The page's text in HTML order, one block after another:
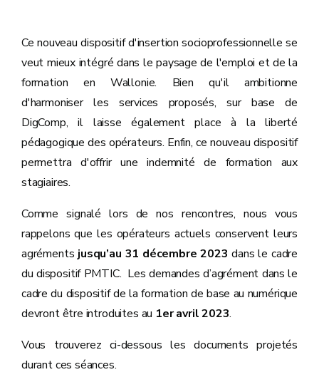
Ce nouveau dispositif d'insertion socioprofessionnelle se
veut mieux intégré dans le paysage de l'emploi et de la
formation en Wallonie. Bien qu'il ambitionne
d'harmoniser les services proposés, sur base de
DigComp, il laisse également place à la liberté
pédagogique des opérateurs. Enfin, ce nouveau dispositif
permettra d'offrir une indemnité de formation aux
stagiaires.
Comme signalé lors de nos rencontres, nous vous
rappelons que les opérateurs actuels conservent leurs
agréments jusqu’au 31 décembre 2023 dans le cadre
du dispositif PMTIC. Les demandes d’agrément dans le
cadre du dispositif de la formation de base au numérique
devront être introduites au 1er avril 2023.
Vous trouverez ci-dessous les documents projetés
durant ces séances.